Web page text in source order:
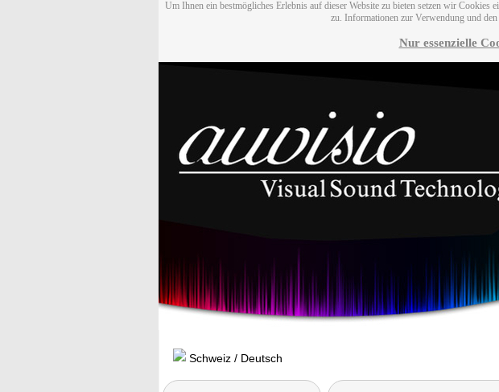
Um Ihnen ein bestmögliches Erlebnis auf dieser Website zu bieten setzen wir
zu. Informationen zur Verwendung und
Nur essenzielle
Schweiz / Deutsch